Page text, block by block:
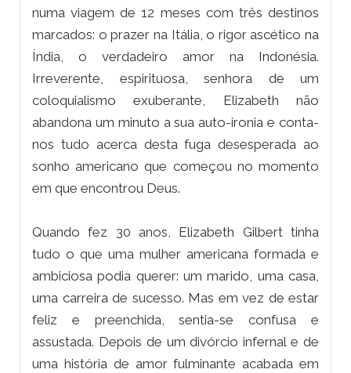
numa viagem de 12 meses com três destinos
marcados: o prazer na Itália, o rigor ascético na
Índia, o verdadeiro amor na Indonésia.
Irreverente, espirituosa, senhora de um
coloquialismo exuberante, Elizabeth não
abandona um minuto a sua auto-ironia e conta-
nos tudo acerca desta fuga desesperada ao
sonho americano que começou no momento
em que encontrou Deus.
Quando fez 30 anos, Elizabeth Gilbert tinha
tudo o que uma mulher americana formada e
ambiciosa podia querer: um marido, uma casa,
uma carreira de sucesso. Mas em vez de estar
feliz e preenchida, sentia-se confusa e
assustada. Depois de um divórcio infernal e de
uma história de amor fulminante acabada em